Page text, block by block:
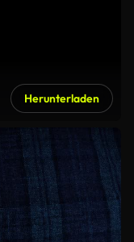
Herunterladen